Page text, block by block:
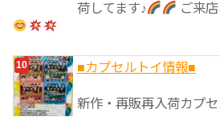
荷してます♪
ご来
■カプセルトイ情報■
新作・再販再入荷カプ